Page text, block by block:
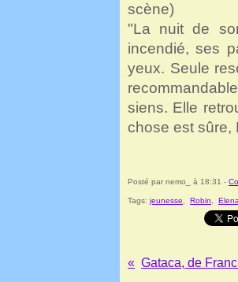
scène)
"La nuit de
incendié, ses
yeux. Seule
siens. Elle
chose est sûre,
Posté par nemo_ à 18:31 -
Tags: jeunesse Robin
Gataca, de